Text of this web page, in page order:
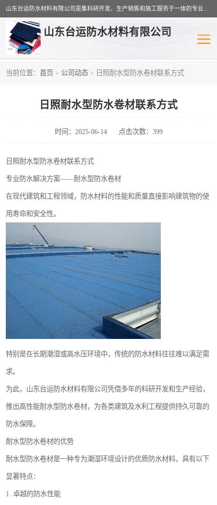
山东台运防水材料有限公司是集科研开发、生产销售和施工服务于一体的专业化防水材料厂家，公司拥有雄厚的研制生产实力和丰富的实际施工经验，在防水材料及施工行业拥有广泛的信誉；公司主要产品有：耐根穿刺SBS防水卷材,自粘型防水卷材,耐水型防水卷材,聚乙烯丙涤纶高分子防水卷材,自粘橡胶沥青防水卷材等。
山东台运防水材料有限公司
当前位置： 首页 > 公司动态 > 日照耐水型防水卷材联系方式
日照耐水型防水卷材联系方式
时间：2025-06-14 点击次数：399
日照耐水型防水卷材联系方式
专业防水解决方案——耐水型防水卷材
在现代建筑和工程领域，防水材料的性能和质量直接影响建筑物的使
用寿命和安全性。
特别是在长期潮湿或高水压环境中，传统的防水材料往往难以满足需
求。
为此，山东台运防水材料有限公司凭借多年的科研开发和生产经验，
推出高性能耐水型防水卷材，为各类建筑及水利工程提供持久可靠的
防水保障。
耐水型防水卷材的优势
耐水型防水卷材是一种专为潮湿环境设计的优质防水材料，具有以下
显著特点：
1. 卓越的防水性能
工农业塑料 SBS防水卷材
自粘型防水卷材 耐水型防水卷材
高分子防水卷材
聚乙烯丙纶复合防水卷材 聚氯乙烯防水卷材